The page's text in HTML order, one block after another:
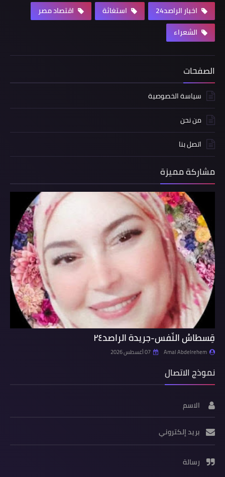
اخبار الراصد24
استغاثة
اقتصاد مصر
الشعراء
الصفحات
سياسة الخصوصية
من نحن
اتصل بنا
مشاركة مميزة
قِسطاسُ النّفس-جريدة الراصد٢٤
Amal Abdelrehem 07 أغسطس 2026
نموذج الاتصال
الاسم
بريد إلكتروني
رسالة